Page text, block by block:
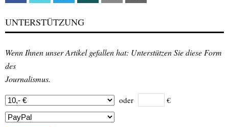
UNTERSTÜTZUNG
Wenn Ihnen unser Artikel gefallen hat: Unterstützen Sie diese Form
des
Journalismus.
oder €